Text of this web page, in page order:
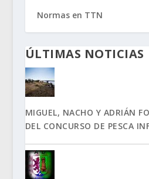
Normas en TTN
ÚLTIMAS NOTICIAS
MIGUEL, NACHO Y ADRIÁN
DEL CONCURSO DE PESCA